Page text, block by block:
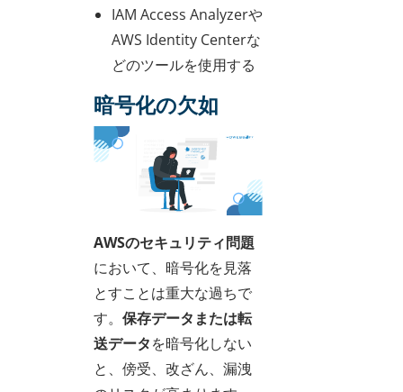
IAM Access Analyzerや
AWS Identity Centerな
どのツールを使用する
暗号化の欠如
AWSのセキュリティ問題
において、暗号化を見落
とすことは重大な過ちで
す。 保存データまたは転
送データを暗号化しない
と、傍受、改ざん、漏洩